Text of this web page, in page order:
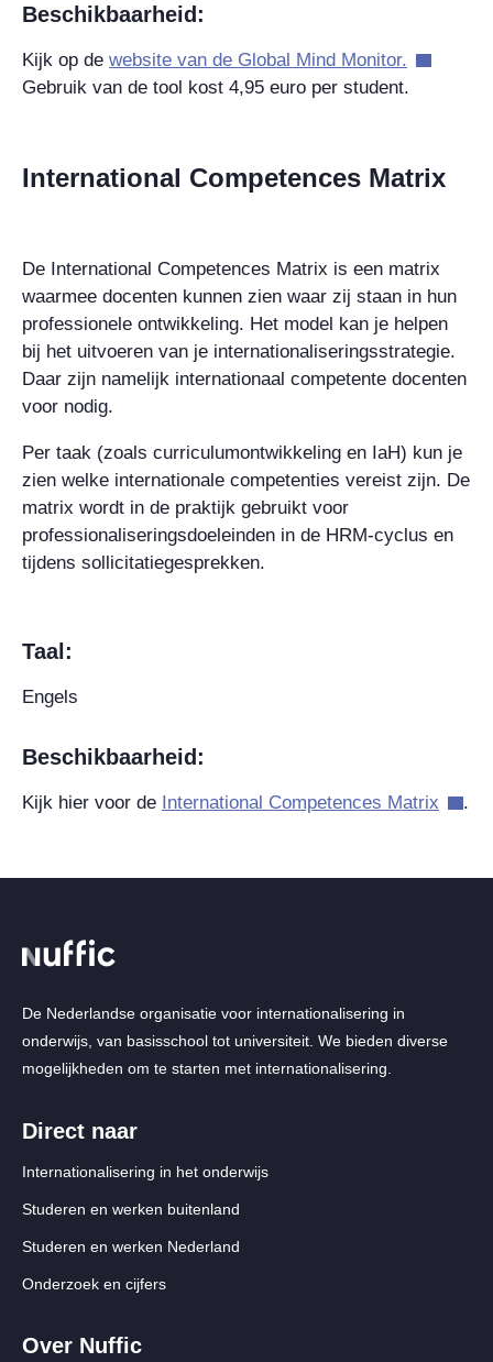
Beschikbaarheid:
Kijk op de website van de Global Mind Monitor.
Gebruik van de tool kost 4,95 euro per student.
International Competences Matrix
De International Competences Matrix is een matrix
waarmee docenten kunnen zien waar zij staan in hun
professionele ontwikkeling. Het model kan je helpen
bij het uitvoeren van je internationaliseringsstrategie.
Daar zijn namelijk internationaal competente docenten
voor nodig.
Per taak (zoals curriculumontwikkeling en IaH) kun je
zien welke internationale competenties vereist zijn. De
matrix wordt in de praktijk gebruikt voor
professionaliseringsdoeleinden in de HRM-cyclus en
tijdens sollicitatiegesprekken.
Taal:
Engels
Beschikbaarheid:
Kijk hier voor de International Competences Matrix .
De Nederlandse organisatie voor internationalisering in
onderwijs, van basisschool tot universiteit. We bieden diverse
mogelijkheden om te starten met internationalisering.
Direct naar
Internationalisering in het onderwijs
Studeren en werken buitenland
Studeren en werken Nederland
Onderzoek en cijfers
Over Nuffic